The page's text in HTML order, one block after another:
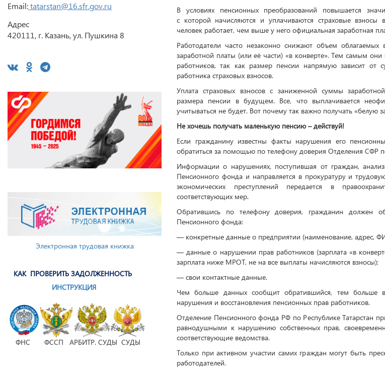
В условиях пенсионных преобразований повышается
с которой начисляются и уплачиваются страховые
человек работает, чем выше у него официальная заработная
Работодатели часто незаконно снижают объем
заработной платы (или её части) «в конверте». Тем самым
работников, так как размер пенсии напрямую зависит от
работника страховых взносов.
Уплата страховых взносов с заниженной суммы
размера пенсии в будущем. Все, что выплачивается
учитываться не будет. Вот почему так важно получать «белую
Не хочешь получать маленькую пенсию – действуй!
Если гражданину известны факты нарушения его
обратиться за помощью по телефону доверия Отделения СФР
Информации о нарушениях, поступившая от граждан,
Пенсионного фонда и направляется в прокуратуру и
экономических преступлений передается в
соответствующих мер.
Обратившись по телефону доверия, гражданин должен
Пенсионного фонда:
— конкретные данные о предприятии (наименование, адрес,
— данные о нарушении прав работников (зарплата «в
зарплата ниже МРОТ, не на все выплаты начисляются взносы);
— свои контактные данные.
Чем больше данных сообщит обратившийся, тем больше
нарушения и восстановления пенсионных прав работников.
Отделение Пенсионного фонда РФ по Республике Татарстан
равнодушными к нарушению собственных прав,
соответствующие ведомства.
Только при активном участии самих граждан могут быть
работодателей.
Email:tatarstan@16.sfr.gov.ru
Адрес
420111, г. Казань, ул. Пушкина 8
Электронная трудовая книжка
КАК ПРОВЕРИТЬ ЗАДОЛЖЕННОСТЬ
ИНСТРУКЦИЯ
ФНС ФССП АРБИТР. СУДЫ СУДЫ